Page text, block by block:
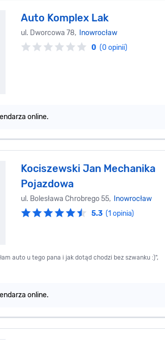
Auto Komplex Lak
ul. Dworcowa 78,
Inowrocław
0 (0 opinii)
online.
Kociszewski Jan Mechanika
Pojazdowa
ul. Bolesława Chrobrego 55,
Inowrocław
5.3 (1 opinia)
auto u tego pana i jak dotąd chodzi bez szwanku :)",
online.